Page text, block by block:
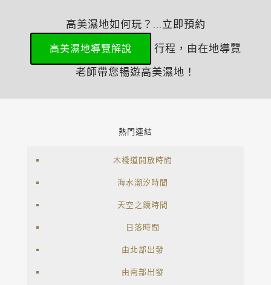
高美濕地如何玩？...立即預約
高美濕地導覽解說
行程，由在地導覽
老師帶您暢遊高美濕地！
熱門連結
木棧道開放時間
海水潮汐時間
天空之鏡時間
日落時間
由北部出發
由南部出發